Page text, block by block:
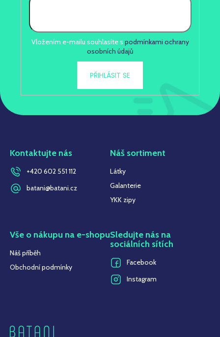
Vložením e-mailu souhlasíte s podmínkami ochrany
osobních údajů
PŘIHLÁSIT SE
Kontaktujte nás
+420 602 551 112
batani@batani.cz
Náš sortiment
Látky
Galanterie
YKK zipy
Vše o nákupu na e-shopu
Náš příběh
Obchodní podmínky
Sledujte nás na
sociálních sítích
Facebook
Instagram